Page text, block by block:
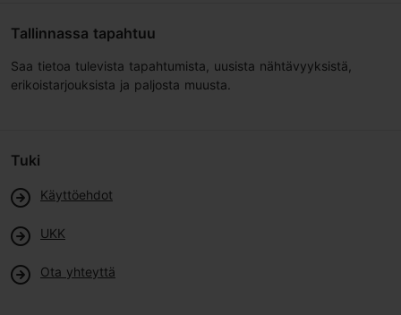
Tallinnassa tapahtuu
Saa tietoa tulevista tapahtumista, uusista nähtävyyksistä,
erikoistarjouksista ja paljosta muusta.
Tuki
Käyttöehdot
UKK
Ota yhteyttä